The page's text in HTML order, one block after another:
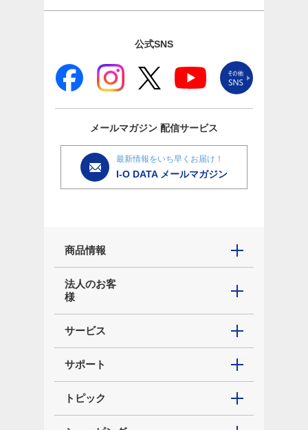
公式SNS
メールマガジン 配信サービス
最新情報をいち早くお届け！
I-O DATA メールマガジン
商品情報
法人のお客
様
サービス
サポート
トピック